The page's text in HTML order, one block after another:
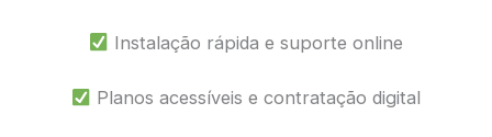
Instalação rápida e suporte online
Planos acessíveis e contratação digital